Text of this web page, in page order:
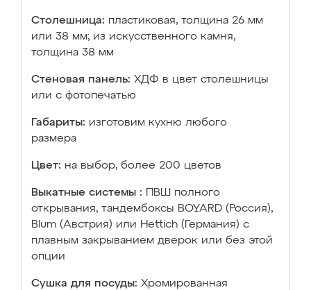
Столешница: пластиковая, толщина 26 мм
или 38 мм; из искусственного камня,
толщина 38 мм
Стеновая панель: ХДФ в цвет столешницы
или с фотопечатью
Габариты: изготовим кухню любого
размера
Цвет: на выбор, более 200 цветов
Выкатные системы :
ПВШ полного
открывания, тандембоксы BOYARD (Россия),
Blum (Австрия) или Hettich (Германия) с
плавным закрыванием дверок или без этой
опции
Сушка для посуды: Хромированная